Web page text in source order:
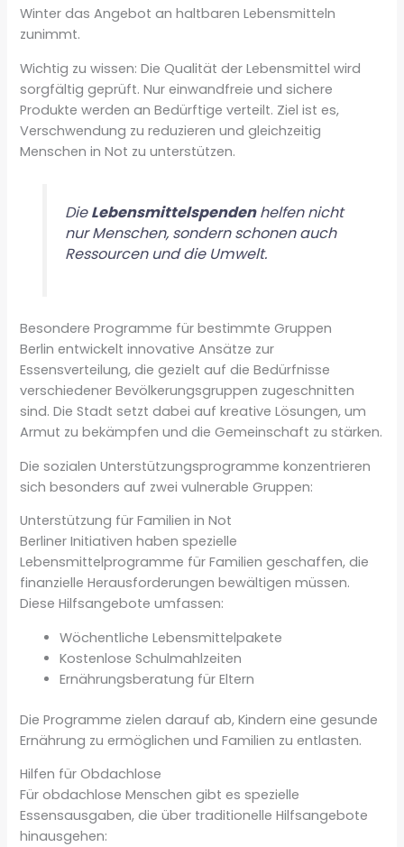
Winter das Angebot an haltbaren Lebensmitteln
zunimmt.
Wichtig zu wissen: Die Qualität der Lebensmittel wird
sorgfältig geprüft. Nur einwandfreie und sichere
Produkte werden an Bedürftige verteilt. Ziel ist es,
Verschwendung zu reduzieren und gleichzeitig
Menschen in Not zu unterstützen.
DieLebensmittelspendenhelfen nicht
nur Menschen, sondern schonen auch
Ressourcen und die Umwelt.
Besondere Programme für bestimmte Gruppen
Berlin entwickelt innovative Ansätze zur
Essensverteilung, die gezielt auf die Bedürfnisse
verschiedener Bevölkerungsgruppen zugeschnitten
sind. Die Stadt setzt dabei auf kreative Lösungen, um
Armut zu bekämpfen und die Gemeinschaft zu stärken.
Die sozialen Unterstützungsprogramme konzentrieren
sich besonders auf zwei vulnerable Gruppen:
Unterstützung für Familien in Not
Berliner Initiativen haben spezielle
Lebensmittelprogramme für Familien geschaffen, die
finanzielle Herausforderungen bewältigen müssen.
Diese Hilfsangebote umfassen:
Wöchentliche Lebensmittelpakete
Kostenlose Schulmahlzeiten
Ernährungsberatung für Eltern
Die Programme zielen darauf ab, Kindern eine gesunde
Ernährung zu ermöglichen und Familien zu entlasten.
Hilfen für Obdachlose
Für obdachlose Menschen gibt es spezielle
Essensausgaben, die über traditionelle Hilfsangebote
hinausgehen: